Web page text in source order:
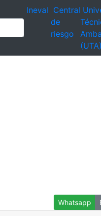
Ineval Central
de
riesgo
(UTA)
Whatsapp